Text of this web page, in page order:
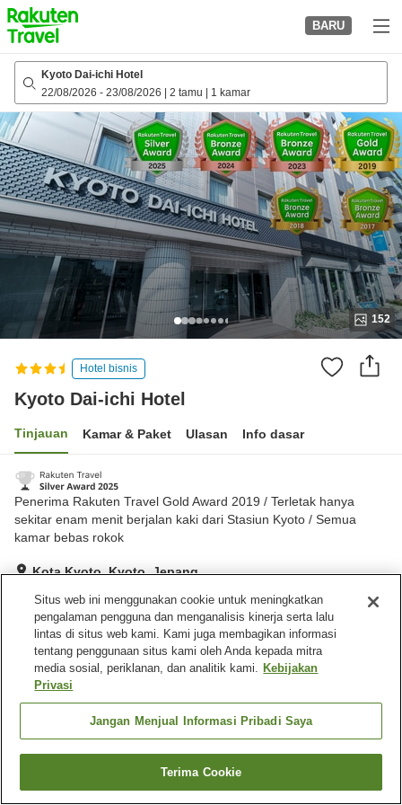
to
top
page
BARU
Kyoto Dai-ichi Hotel
22/08/2026 - 23/08/2026 2 tamu 1 kamar
152
Hotel bisnis
Kyoto Dai-ichi Hotel
Tinjauan Kamar & Paket Ulasan Info dasar
Penerima Rakuten Travel Gold Award 2019 / Terletak hanya
sekitar enam menit berjalan kaki dari Stasiun Kyoto / Semua
kamar bebas rokok
Kota Kyoto, Kyoto, Jepang
Sangat baik Ulasan:845
Fasilitas properti
Mesin penjual otomatis
Cari kamar
Situs web ini menggunakan cookie untuk meningkatkan
pengalaman pengguna dan menganalisis kinerja serta lalu
lintas di situs web kami. Kami juga membagikan informasi
tentang penggunaan situs kami oleh Anda kepada mitra
media sosial, periklanan, dan analitik kami. Kebijakan
Privasi
Jangan Menjual Informasi Pribadi Saya
Terima Cookie